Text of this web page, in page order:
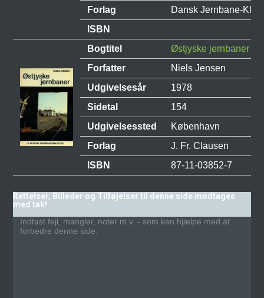
Forlag
Dansk Jernbane-Klub
ISBN
Bogtitel
Østjyske jernbaner
Forfatter
Niels Jensen
Udgivelsesår
1978
Sidetal
154
Udgivelsessted
København
Forlag
J. Fr. Clausen
ISBN
87-11-03852-7
Rettelser, Billeder og Tilføjelser til denne side modtages
med tak!